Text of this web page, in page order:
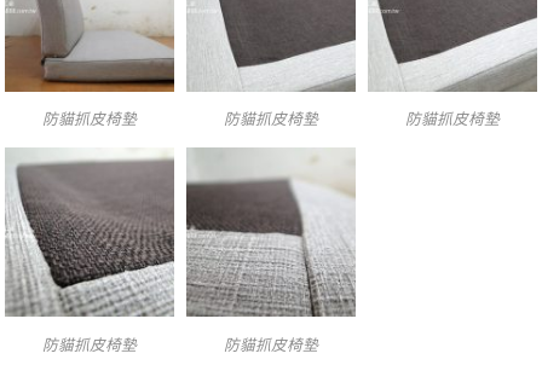
防貓抓皮椅墊 防貓抓皮椅墊 防貓抓皮椅墊
防貓抓皮椅墊 防貓抓皮椅墊